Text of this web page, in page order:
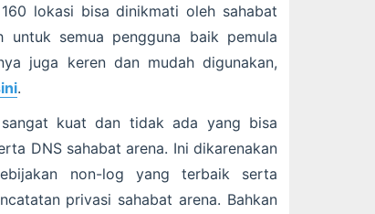
lokasi bisa dinikmati oleh sahabat
untuk semua pengguna baik pemula
juga keren dan mudah digunakan,
.
sangat kuat dan tidak ada yang bisa
DNS sahabat arena. Ini dikarenakan
non-log yang terbaik serta
privasi sahabat arena. Bahkan